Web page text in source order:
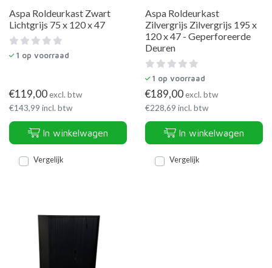
Aspa Roldeurkast Zwart
Lichtgrijs 75 x 120 x 47
1 op voorraad
€119,00excl. btw
€143,99 incl. btw
In winkelwagen
Vergelijk
Aspa Roldeurkast
Zilvergrijs Zilvergrijs 195 x
120 x 47 - Geperforeerde
Deuren
1 op voorraad
€189,00excl. btw
€228,69 incl. btw
In winkelwagen
Vergelijk